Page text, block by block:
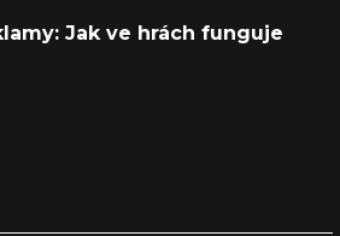
Jak ve hrách funguje